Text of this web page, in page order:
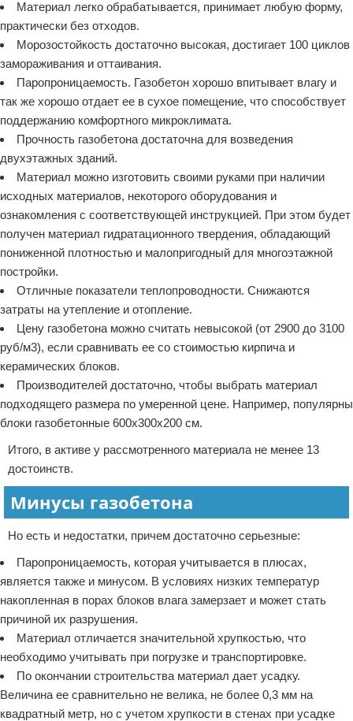
Материал легко обрабатывается, принимает любую форму,
практически без отходов.
Морозостойкость достаточно высокая, достигает 100 циклов
замораживания и оттаивания.
Паропроницаемость. Газобетон хорошо впитывает влагу и
так же хорошо отдает ее в сухое помещение, что способствует
поддержанию комфортного микроклимата.
Прочность газобетона достаточна для возведения
двухэтажных зданий.
Материал можно изготовить своими руками при наличии
исходных материалов, некоторого оборудования и
ознакомления с соответствующей инструкцией. При этом будет
получен материал гидратационного твердения, обладающий
пониженной плотностью и малопригодный для многоэтажной
постройки.
Отличные показатели теплопроводности. Снижаются
затраты на утепление и отопление.
Цену газобетона можно считать невысокой (от 2900 до 3100
руб/м3), если сравнивать ее со стоимостью кирпича и
керамических блоков.
Производителей достаточно, чтобы выбрать материал
подходящего размера по умеренной цене. Например, популярны
блоки газобетонные 600х300х200 см.
Итого, в активе у рассмотренного материала не менее 13
достоинств.
Минусы газобетона
Но есть и недостатки, причем достаточно серьезные:
Паропроницаемость, которая учитывается в плюсах,
является также и минусом. В условиях низких температур
накопленная в порах блоков влага замерзает и может стать
причиной их разрушения.
Материал отличается значительной хрупкостью, что
необходимо учитывать при погрузке и транспортировке.
По окончании строительства материал дает усадку.
Величина ее сравнительно не велика, не более 0,3 мм на
квадратный метр, но с учетом хрупкости в стенах при усадке